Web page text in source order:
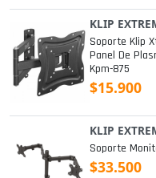
KLIP
Soporte Klip
Panel De
Kpm-875
$15.900
KLIP
Soporte
$33.500